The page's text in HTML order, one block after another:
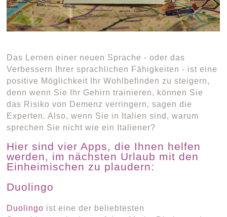
Das Lernen einer neuen Sprache - oder das
Verbessern Ihrer sprachlichen Fähigkeiten - ist eine
positive Möglichkeit Ihr Wohlbefinden zu steigern,
denn wenn Sie Ihr Gehirn trainieren, können Sie
das Risiko von Demenz verringern, sagen die
Experten. Also, wenn Sie in Italien sind, warum
sprechen Sie nicht wie ein Italiener?
Hier sind vier Apps, die Ihnen helfen
werden, im nächsten Urlaub mit den
Einheimischen zu plaudern:
Duolingo
Duolingo ist eine der beliebtesten